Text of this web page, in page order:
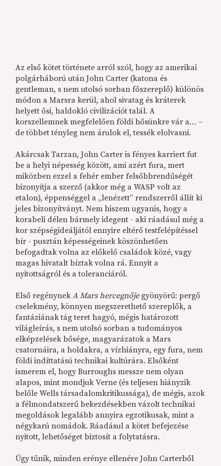
Az első kötet története arról szól, hogy az amerikai
polgárháború után John Carter (katona és
gentleman, s nem utolsó sorban főszereplő) különös
módon a Marsra kerül, ahol sivatag és kráterek
helyett ősi, haldokló civilizációt talál. A
korszellemnek megfelelően földi hősünkre vár a… –
de többet tényleg nem árulok el, tessék elolvasni.
Akárcsak Tarzan, John Carter is fényes karriert fut
be a helyi népesség között, ami azért fura, mert
miközben ezzel a fehér ember felsőbbrendűségét
bizonyítja a szerző (akkor még a WASP volt az
etalon), éppenséggel a „lenézett” rendszerről állít ki
jeles bizonyítványt. Nem hiszem ugyanis, hogy a
korabeli délen bármely idegent - aki ráadásul még a
kor szépségideáljától ennyire eltérő testfelépítéssel
bír - pusztán képességeinek köszönhetően
befogadtak volna az előkelő családok közé, vagy
magas hivatalt bíztak volna rá. Ennyit a
nyitottságról és a toleranciáról.
Első regénynekA Mars hercegnőjegyönyörű: pergő
cselekmény, könnyen megszerethető szereplők, a
fantáziának tág teret hagyó, mégis határozott
világleírás, s nem utolsó sorban a tudományos
elképzelések bősége, magyarázatok a Mars
csatornáira, a holdakra, a vízhiányra, egy fura, nem
földi indíttatású technikai kultúrára. Elsőként
ismerem el, hogy Burroughs messze nem olyan
alapos, mint mondjuk Verne (és teljesen hiányzik
belőle Wells társadalomkritikussága), de mégis, azok
a félmondatszerű bekezdésekben vázolt technikai
megoldások legalább annyira egzotikusak, mint a
négykarú nomádok. Ráadásul a kötet befejezése
nyitott, lehetőséget biztosít a folytatásra.
Úgy tűnik, minden erénye ellenére John Carterből